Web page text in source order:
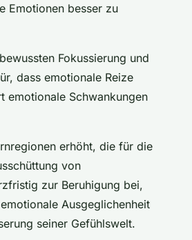
Emotionen besser zu
Fokussierung und
dass emotionale Reize
emotionale Schwankungen
erhöht, die für die
von
zur Beruhigung bei,
Ausgeglichenheit
seiner Gefühlswelt.